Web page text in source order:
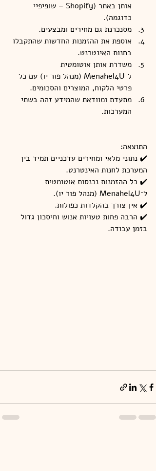
אותן באתר (Shopify – שופיפיי
כדוגמה).
מסנכרנת גם מחירים ומבצעים.
אוספת את ההזמנות החדשות שהתקבלו
בחנות האינטרנט.
משדרת אותן אוטומטית
ל־Menahel4U (מנהל פור יו) עם כל
פרטי הלקוח, המוצרים והסכומים.
מתעדת ומוודאת שהמידע זהה בשתי
המערכות.
התוצאה:
✔️ נתוני מלאי ומחירים עדכניים תמיד בין
המערכת לחנות האינטרנט.
✔️ כל ההזמנות נכנסות אוטומטית
ל־Menahel4U (מנהל פור יו).
✔️ אין צורך בהקלדות כפולות.
✔️ הרבה פחות טעויות אנוש וחיסכון גדול
בזמן עבודה.